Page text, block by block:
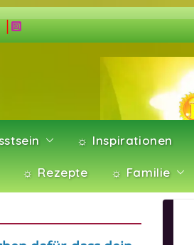
☼ Inspirationen
☼ Rezepte ☼ Familie